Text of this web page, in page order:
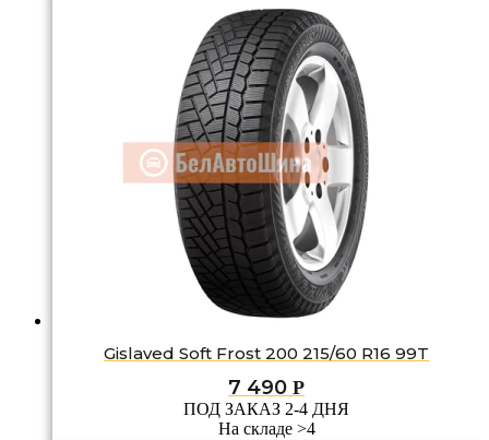
Gislaved Soft Frost 200 215/60 R16 99T
7 490 Р
ПОД ЗАКАЗ 2-4 ДНЯ
На складе >4